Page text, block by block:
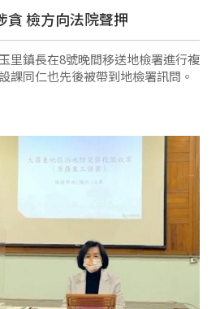
貪 檢方向法院聲押
里鎮長在8號晚間移送地檢署進行複
課同仁也先後被帶到地檢署訊問。